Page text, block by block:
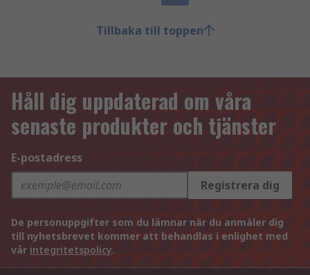
Tillbaka till toppen
Håll dig uppdaterad om våra
senaste produkter och tjänster
E-postadress
Registrera dig
De personuppgifter som du lämnar när du anmäler dig
till nyhetsbrevet kommer att behandlas i enlighet med
vår integritetspolicy.